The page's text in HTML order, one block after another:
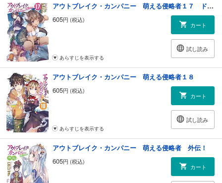
アウトブレイク・カンパニー 萌える侵略者１７ ドラマCD脚本付き
605円 (税込)
カート
試し読み
あらすじを表示する
アウトブレイク・カンパニー 萌える侵略者１８
605円 (税込)
カート
試し読み
あらすじを表示する
アウトブレイク・カンパニー 萌える侵略者 外伝！
605円 (税込)
カート